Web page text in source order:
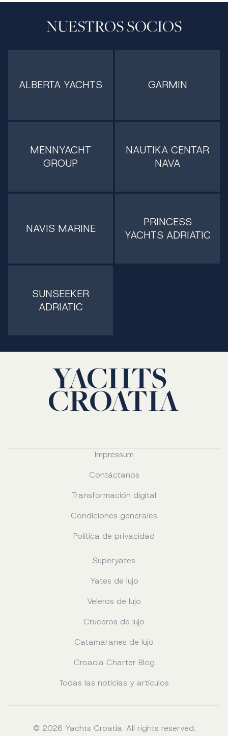
NUESTROS SOCIOS
ALBERTA YACHTS GARMIN
MENNYACHT
GROUP
NAUTIKA CENTAR
NAVA
NAVIS MARINE
PRINCESS
YACHTS ADRIATIC
SUNSEEKER
ADRIATIC
Impressum
Contáctanos
Transformación digital
Condiciones generales
Política de privacidad
Superyates
Yates de lujo
Veleros de lujo
Cruceros de lujo
Catamaranes de lujo
Croacia Charter Blog
Todas las noticias y artículos
© 2026 Yachts Croatia. All rights reserved.